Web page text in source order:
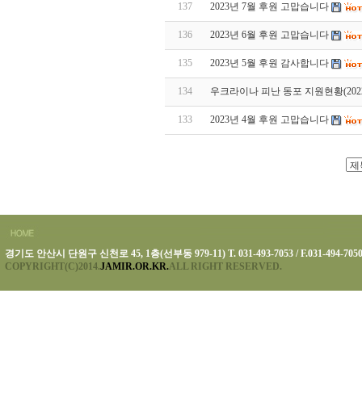
137 2023년 7월 후원 고맙습니다
136 2023년 6월 후원 고맙습니다
135 2023년 5월 후원 감사합니다
134 우크라이나 피난 동포 지원현황
133 2023년 4월 후원 고맙습니다
경기도 안산시 단원구 신천로 45, 1층(선부동 979-11) T. 031-493-7053 / F.031-494-7050
COPYRIGHT(C)2014.JAMIR.OR.KR.ALL RIGHT RESERVED.